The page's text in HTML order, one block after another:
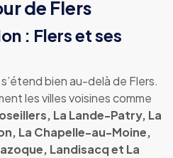
de Flers
: Flers et ses
bien au-delà de Flers.
les villes voisines comme
La Lande-Patry, La
La Chapelle-au-Moine,
Landisacq et La